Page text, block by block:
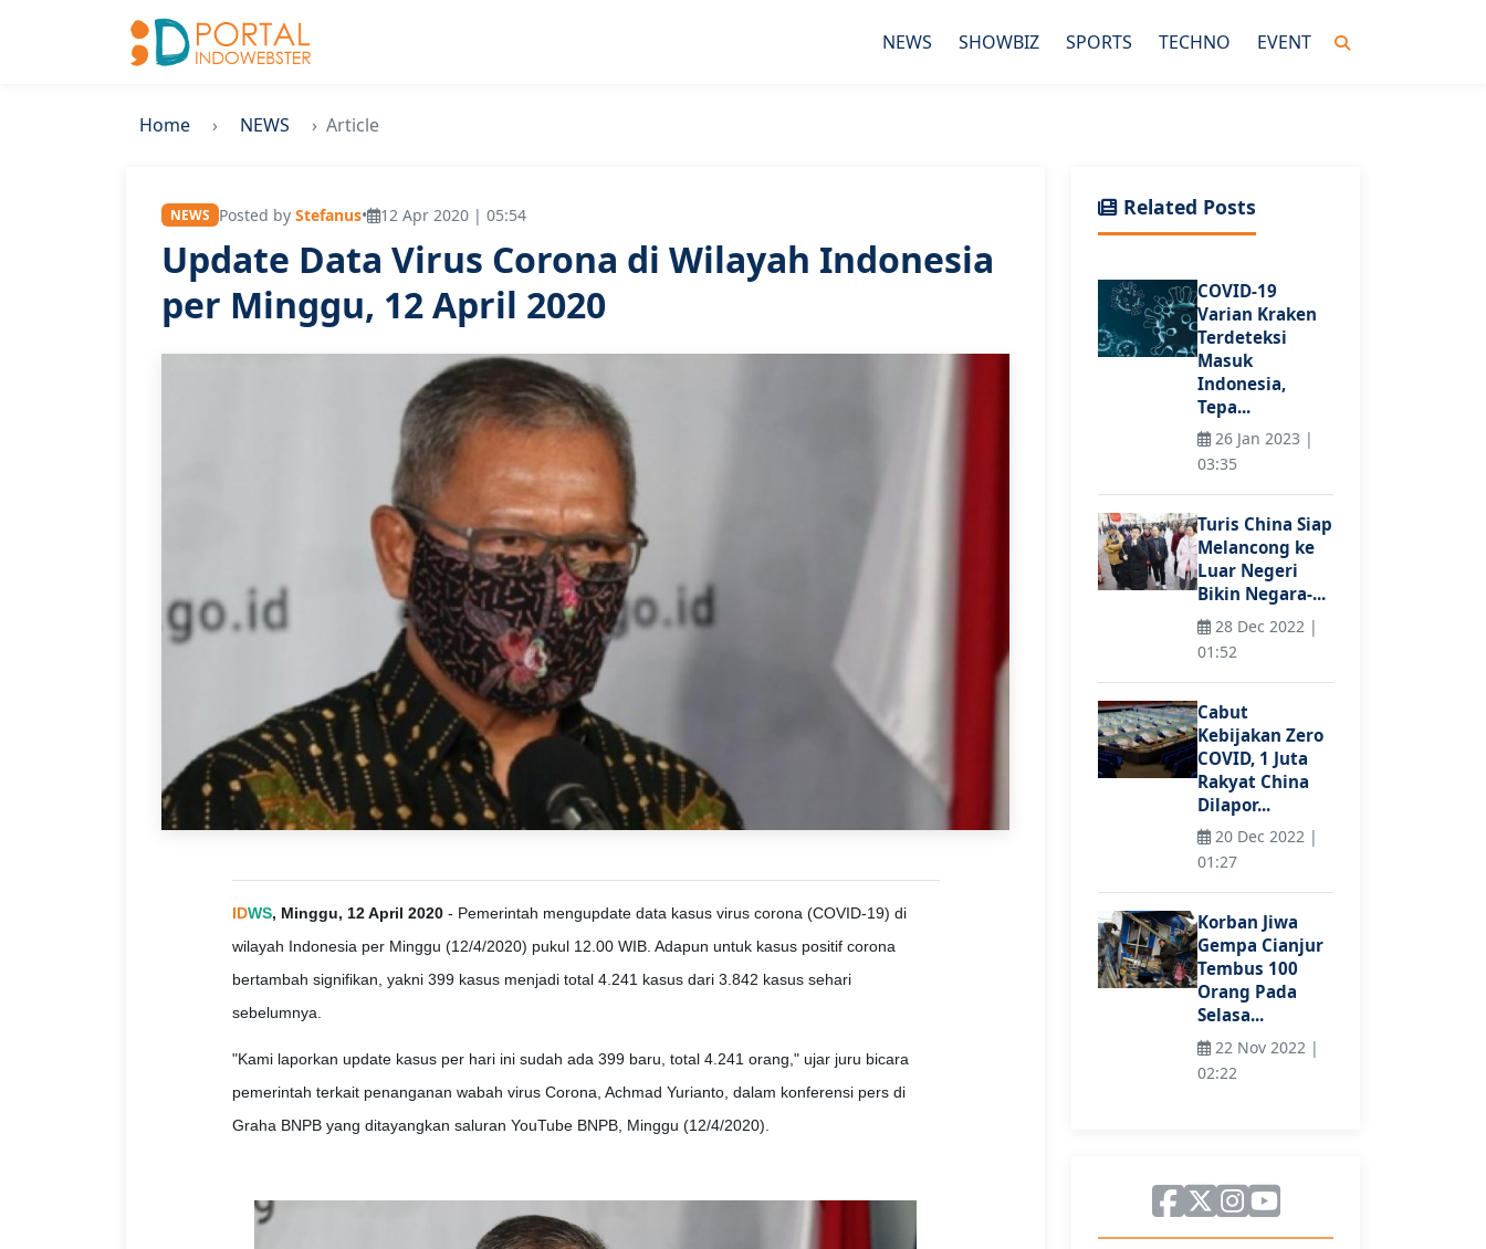
NEWS SHOWBIZ SPORTS TECHNO EVENT
Home NEWS Article
NEWS Posted by Stefanus• 12 Apr 2020 | 05:54
Update Data Virus Corona di Wilayah Indonesia
per Minggu, 12 April 2020
IDWS, Minggu, 12 April 2020- Pemerintah mengupdate data kasus virus corona (COVID-19) di
wilayah Indonesia per Minggu (12/4/2020) pukul 12.00 WIB. Adapun untuk kasus positif corona
bertambah signifikan, yakni 399 kasus menjadi total 4.241 kasus dari 3.842 kasus sehari
sebelumnya.
"Kami laporkan update kasus per hari ini sudah ada 399 baru, total 4.241 orang," ujar juru bicara
pemerintah terkait penanganan wabah virus Corona, Achmad Yurianto, dalam konferensi pers di
Graha BNPB yang ditayangkan saluran YouTube BNPB, Minggu (12/4/2020).
Related Posts
COVID-19
Varian Kraken
Terdeteksi
Masuk
Indonesia,
Tepa...
26 Jan 2023 |
03:35
Turis China Siap
Melancong ke
Luar Negeri
Bikin Negara-...
28 Dec 2022 |
01:52
Cabut
Kebijakan Zero
COVID, 1 Juta
Rakyat China
Dilapor...
20 Dec 2022 |
01:27
Korban Jiwa
Gempa Cianjur
Tembus 100
Orang Pada
Selasa...
22 Nov 2022 |
02:22